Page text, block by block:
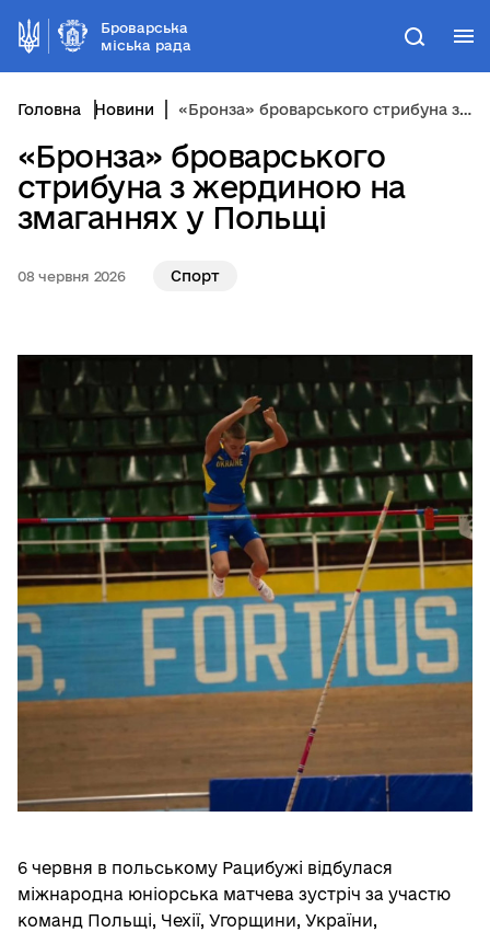
Броварська
міська рада
Пошук
Головна Новини «Бронза» броварського стрибуна з жердиною на змаганнях у Польщі
«Бронза» броварського
стрибуна з жердиною на
змаганнях у Польщі
08 червня 2026 Спорт
6 червня в польському Рацибужі відбулася
міжнародна юніорська матчева зустріч за участю
команд Польщі, Чехії, Угорщини, України,